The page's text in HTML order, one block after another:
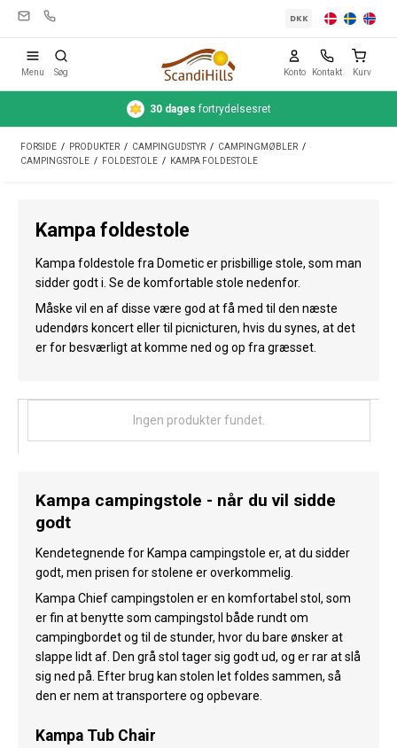
Telte
Rengøring & pleje
Rejseudstyr
Bil & trailer
Elartikler
Reservedele
Restsalg
DKK
Menu Søg Konto Kontakt Kurv
30 dages fortrydelsesret
FORSIDE / PRODUKTER / CAMPINGUDSTYR / CAMPINGMØBLER /
CAMPINGSTOLE / FOLDESTOLE / KAMPA FOLDESTOLE
Kampa foldestole
Kampa foldestole fra Dometic er prisbillige stole, som man
sidder godt i. Se de komfortable stole nedenfor.
Måske vil en af disse være god at få med til den næste
udendørs koncert eller til picnicturen, hvis du synes, at det
er for besværligt at komme ned og op fra græsset.
Ingen produkter fundet.
Kampa campingstole - når du vil sidde
godt
Kendetegnende for Kampa campingstole er, at du sidder
godt, men prisen for stolene er overkommelig.
Kampa Chief campingstolen er en komfortabel stol, som
er fin at benytte som campingstol både rundt om
campingbordet og til de stunder, hvor du bare ønsker at
slappe lidt af. Den grå stol tager sig godt ud, og er rar at slå
sig ned på. Efter brug kan stolen let foldes sammen, så
den er nem at transportere og opbevare.
Kampa Tub Chair